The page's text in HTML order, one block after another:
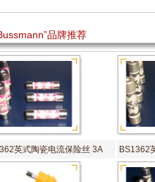
品牌推荐
英式陶瓷电流保险丝 3A BS1362